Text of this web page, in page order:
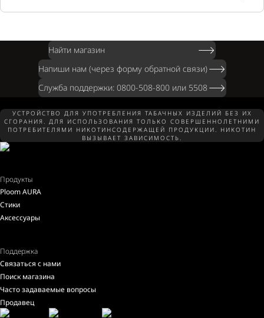
Найти магазин
Напиши нам (через форму обратной связи)
Служба поддержки: 0800-508-800 или 5508
УСТРОЙСТВО ДЛЯ УПОТРЕБЛЕНИЯ ТАБАЧНЫХ ИЗДЕЛИЙ БЕЗ ИХ
СГОРАНИЯ. ДЛЯ ИСПОЛЬЗОВАНИЯ ТОЛЬКО СОВЕРШЕННОЛЕТНИМИ
ПОТРЕБИТЕЛЯМИ НИКОТИНСОДЕРЖАЩЕЙ ПРОДУКЦИИ. НИКОТИН
ВЫЗЫВАЕТ ЗАВИСИМОСТЬ.
Продукты
Ploom AURA
Стики
Аксессуары
Поддержка
Связаться с нами
Поиск магазина
Часто задаваемые вопросы
Продавец